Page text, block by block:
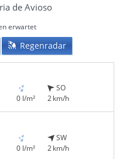
de Avioso
erwartet
Regenradar
0 l/m²
SO
2 km/h
0 l/m²
SW
2 km/h